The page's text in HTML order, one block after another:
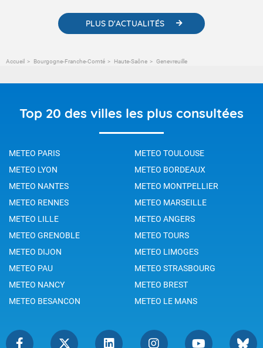
PLUS D'ACTUALITÉS
Accueil Bourgogne-Franche-Comté Haute-Saône Genevreuille
Top 20 des villes les plus consultées
METEO PARIS
METEO TOULOUSE
METEO LYON
METEO BORDEAUX
METEO NANTES
METEO MONTPELLIER
METEO RENNES
METEO MARSEILLE
METEO LILLE
METEO ANGERS
METEO GRENOBLE
METEO TOURS
METEO DIJON
METEO LIMOGES
METEO PAU
METEO STRASBOURG
METEO NANCY
METEO BREST
METEO BESANCON
METEO LE MANS